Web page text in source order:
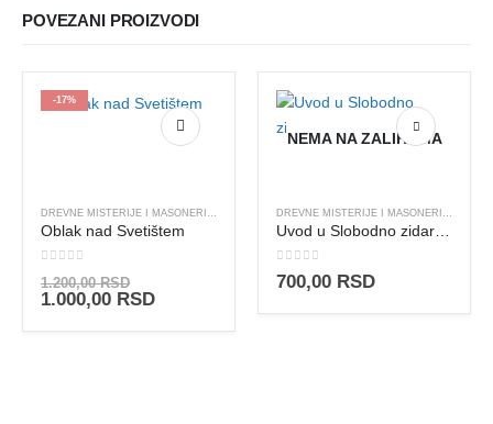
POVEZANI PROIZVODI
-17%
FILOZOFIJA I TEOZOFIJA
Oblak nad Svetištem
1.200,00RSD
cena
bila:
1.000,00 RSDTrenutna
je:
NEMA NA ZALIHAMA
0out of 5
700,00 RSD